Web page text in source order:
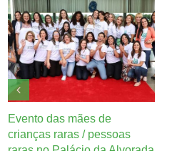
Evento das mães de
crianças raras / pessoas